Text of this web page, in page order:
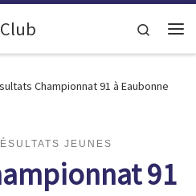
Search
Championnat 91 à Eaubonne
JEUNES
91